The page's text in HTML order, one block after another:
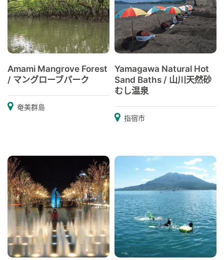
Amami Mangrove Forest
/ マングローブパーク
奄美群島
Yamagawa Natural Hot
Sand Baths / 山川天然砂
むし温泉
指宿市